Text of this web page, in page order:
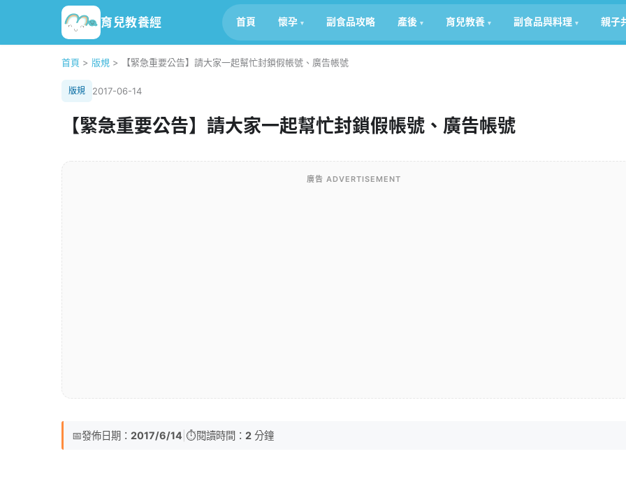
育兒教養經 首頁 懷孕 副食品攻略 產後 育兒教養 副食品與料理 親子
首頁 > 版規 > 【緊急重要公告】請大家一起幫忙封鎖假帳號、廣告帳號
版規 2017-06-14
【緊急重要公告】請大家一起幫忙封鎖假帳號、廣告帳號
廣告 ADVERTISEMENT
📅發佈日期： 2017/6/14 ⏱️閱讀時間： 2 分鐘